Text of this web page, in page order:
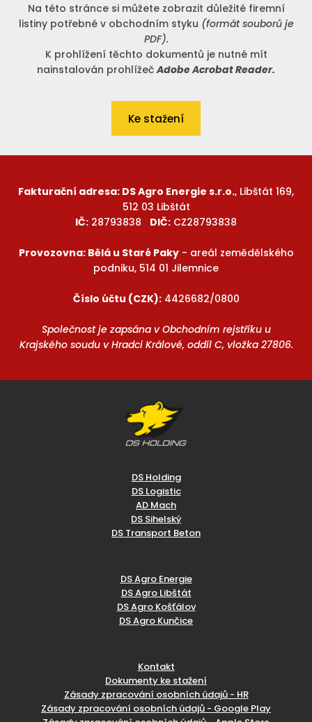
Na této stránce si můžete zobrazit důležité firemní
listiny potřebné v obchodním styku (formát souborů je
PDF).
K prohlížení těchto dokumentů je nutné mít
nainstalován prohlížečAdobe Acrobat Reader.
Ke stažení
Fakturační adresa: DS Agro Energie s.r.o., Libštát 169,
512 03 Libštát
IČ: 28793838 DIČ: CZ28793838
Provozovna: Bělá u Staré Paky- areál zemědělského
podniku, 514 01 Jilemnice
Číslo účtu (CZK):4426682/0800
Společnost je zapsána v Obchodním rejstříku u
Krajského soudu v Hradci Králové, oddíl C, vložka 27806.
DS Holding
DS Logistic
AD Mach
DS Sihelský
DS Transport Beton
DS Agro Energie
DS Agro Libštát
DS Agro Košťálov
DS Agro Kunčice
Kontakt
Dokumenty ke stažení
Zásady zpracování osobních údajů - HR
Zásady zpracování osobních údajů - Google Play